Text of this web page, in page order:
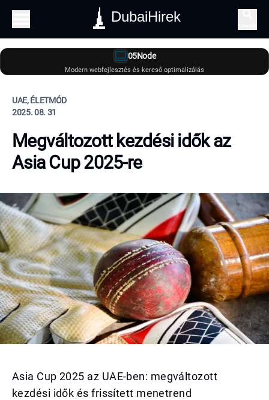
DubaiHirek
05Node
Modern webfejlesztés és kereső optimalizálás
UAE, ÉLETMÓD
2025. 08. 31
Megváltozott kezdési idők az
Asia Cup 2025-re
Asia Cup 2025 az UAE-ben: megváltozott
kezdési idők és frissített menetrend